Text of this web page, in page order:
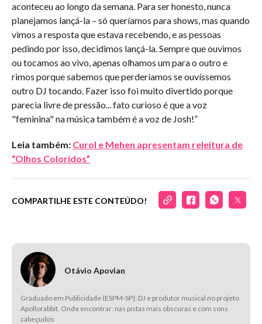
aconteceu ao longo da semana. Para ser honesto, nunca
planejamos lançá-la – só queríamos para shows, mas quando
vimos a resposta que estava recebendo, e as pessoas
pedindo por isso, decidimos lançá-la. Sempre que ouvimos
ou tocamos ao vivo, apenas olhamos um para o outro e
rimos porque sabemos que perderíamos se ouvíssemos
outro DJ tocando. Fazer isso foi muito divertido porque
parecia livre de pressão... fato curioso é que a voz
"feminina" na música também é a voz de Josh!”
Leia também: Curol e Mehen apresentam releitura de
“Olhos Coloridos”
COMPARTILHE ESTE CONTEÚDO!
Otávio Apovian
Graduado em Publicidade (ESPM-SP); DJ e produtor musical no projeto
Apollorabbit. Onde encontrar: nas pistas mais obscuras e com sons
cabeçudos